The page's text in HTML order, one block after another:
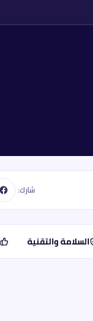
شارك:
السلامة والتقنية